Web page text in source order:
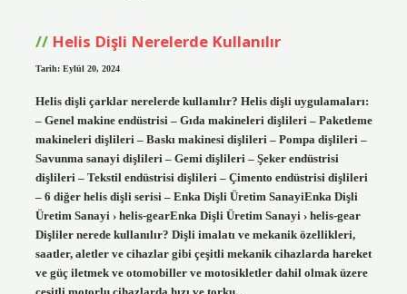
Helis Dişli Nerelerde Kullanılır
Tarih: Eylül 20, 2024
Helis dişli çarklar nerelerde kullanılır? Helis dişli uygulamaları:
– Genel makine endüstrisi – Gıda makineleri dişlileri – Paketleme
makineleri dişlileri – Baskı makinesi dişlileri – Pompa dişlileri –
Savunma sanayi dişlileri – Gemi dişlileri – Şeker endüstrisi
dişlileri – Tekstil endüstrisi dişlileri – Çimento endüstrisi dişlileri
– 6 diğer helis dişli serisi – Enka Dişli Üretim SanayiEnka Dişli
Üretim Sanayi › helis-gearEnka Dişli Üretim Sanayi › helis-gear
Dişliler nerede kullanılır? Dişli imalatı ve mekanik özellikleri,
saatler, aletler ve cihazlar gibi çeşitli mekanik cihazlarda hareket
ve güç iletmek ve otomobiller ve motosikletler dahil olmak üzere